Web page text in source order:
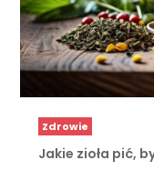
Zdrowie
Jakie zioła pić,